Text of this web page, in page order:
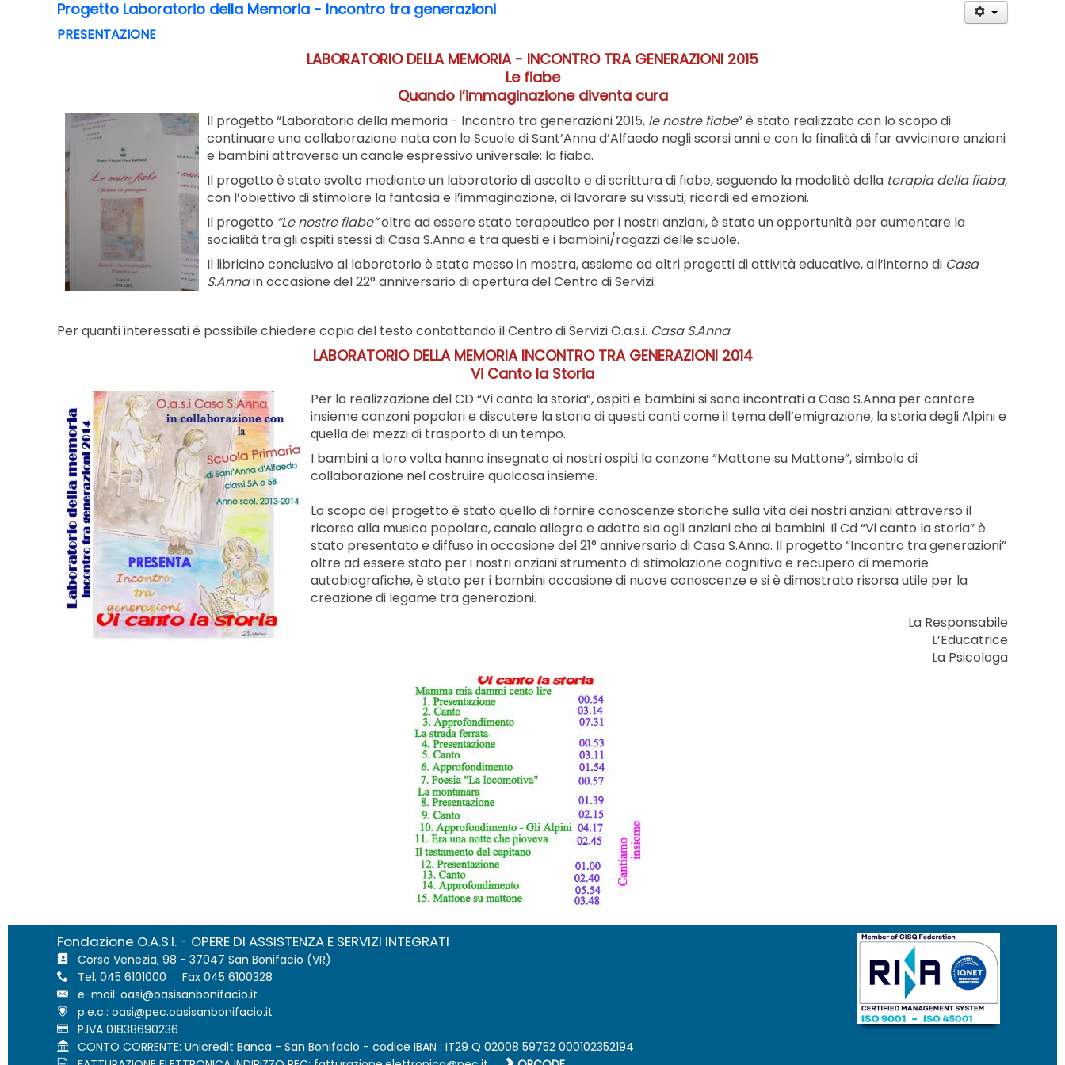
Progetto Laboratorio della Memoria - Incontro tra generazioni
PRESENTAZIONE
LABORATORIO DELLA MEMORIA - INCONTRO TRA GENERAZIONI 2015
Le fiabe
Quando l’immaginazione diventa cura
Il progetto “Laboratorio della memoria - Incontro tra generazioni 2015, le nostre fiabe” è stato realizzato con lo scopo di
continuare una collaborazione nata con le Scuole di Sant’Anna d’Alfaedo negli scorsi anni e con la finalità di far avvicinare anziani
e bambini attraverso un canale espressivo universale: la fiaba.
Il progetto è stato svolto mediante un laboratorio di ascolto e di scrittura di fiabe, seguendo la modalità della terapia della fiaba,
con l’obiettivo di stimolare la fantasia e l’immaginazione, di lavorare su vissuti, ricordi ed emozioni.
Il progetto “Le nostre fiabe”oltre ad essere stato terapeutico per i nostri anziani, è stato un opportunità per aumentare la
socialità tra gli ospiti stessi di Casa S.Anna e tra questi e i bambini/ragazzi delle scuole.
Il libricino conclusivo al laboratorio è stato messo in mostra, assieme ad altri progetti di attività educative, all’interno di Casa
S.Annain occasione del 22° anniversario di apertura del Centro di Servizi.
Per quanti interessati è possibile chiedere copia del testo contattando il Centro di Servizi O.a.s.i. Casa S.Anna.
LABORATORIO DELLA MEMORIA INCONTRO TRA GENERAZIONI 2014
Vi Canto la Storia
Per la realizzazione del CD “Vi canto la storia”, ospiti e bambini si sono incontrati a Casa S.Anna per cantare
insieme canzoni popolari e discutere la storia di questi canti come il tema dell’emigrazione, la storia degli Alpini e
quella dei mezzi di trasporto di un tempo.
I bambini a loro volta hanno insegnato ai nostri ospiti la canzone “Mattone su Mattone”, simbolo di
collaborazione nel costruire qualcosa insieme.
Lo scopo del progetto è stato quello di fornire conoscenze storiche sulla vita dei nostri anziani attraverso il
ricorso alla musica popolare, canale allegro e adatto sia agli anziani che ai bambini. Il Cd “Vi canto la storia” è
stato presentato e diffuso in occasione del 21° anniversario di Casa S.Anna. Il progetto “Incontro tra generazioni”
oltre ad essere stato per i nostri anziani strumento di stimolazione cognitiva e recupero di memorie
autobiografiche, è stato per i bambini occasione di nuove conoscenze e si è dimostrato risorsa utile per la
creazione di legame tra generazioni.
La Responsabile
L’Educatrice
La Psicologa
Fondazione O.A.S.I. - OPERE DI ASSISTENZA E SERVIZI INTEGRATI
Corso Venezia, 98 - 37047 San Bonifacio (VR)
Tel. 045 6101000 Fax 045 6100328
e-mail:
p.e.c.:
P.IVA 01838690236
CONTO CORRENTE: Unicredit Banca - San Bonifacio - codice IBAN : IT29 Q 02008 59752 000102352194